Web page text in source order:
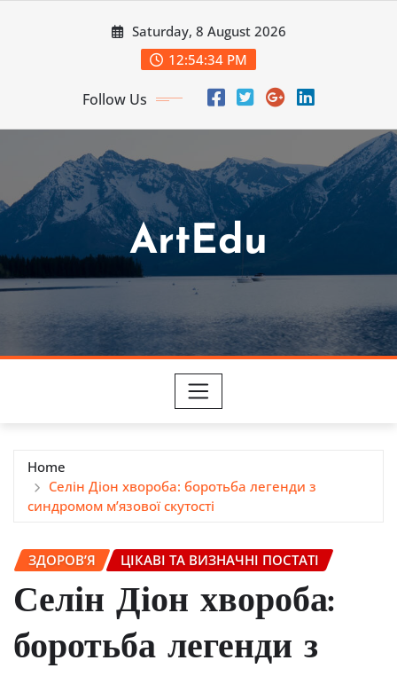
Saturday, 8 August 2026
12:54:35 PM
Follow Us
ArtEdu
Home
Селін Діон хвороба: боротьба легенди з
синдромом м’язової скутості
ЗДОРОВ’Я ЦІКАВІ ТА ВИЗНАЧНІ ПОСТАТІ
Селін Діон хвороба:
боротьба легенди з